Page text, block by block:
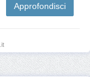
Approfondisci